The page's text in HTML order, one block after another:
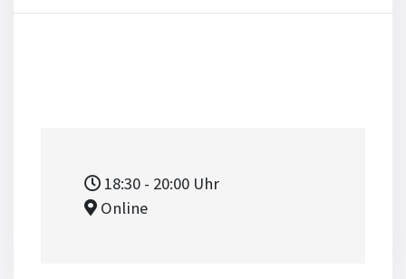
18:30 - 20:00 Uhr
Online